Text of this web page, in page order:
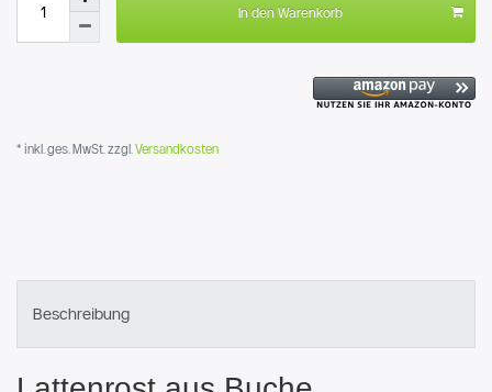
In den Warenkorb
* inkl. ges. MwSt. zzgl. Versandkosten
Beschreibung